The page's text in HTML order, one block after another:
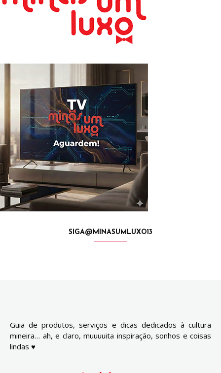
SIGA@MINASUMLUXO13
Guia de produtos, serviços e dicas dedicados à cultura
mineira… ah, e claro, muuuuita inspiração, sonhos e coisas
lindas ♥